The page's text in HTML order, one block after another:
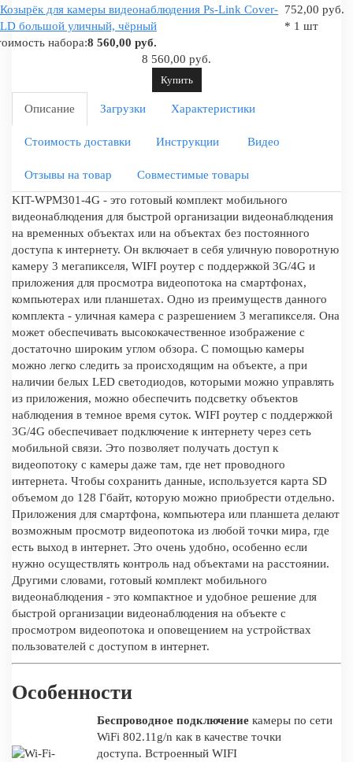
Козырёк для камеры видеонаблюдения Ps-Link Cover-
LD большой уличный, чёрный
752,00 руб.
* 1 шт
набора:8 560,00 руб.
8 560,00 руб.
Купить
Описание Загрузки Характеристики
Стоимость доставки Инструкции Видео
Отзывы на товар
Совместимые товары
KIT-WPM301-4G - это готовый комплект мобильного
видеонаблюдения для быстрой организации видеонаблюдения
на временных объектах или на объектах без постоянного
доступа к интернету. Он включает в себя уличную поворотную
камеру 3 мегапикселя, WIFI роутер с поддержкой 3G/4G и
приложения для просмотра видеопотока на смартфонах,
компьютерах или планшетах. Одно из преимуществ данного
комплекта - уличная камера с разрешением 3 мегапикселя. Она
может обеспечивать высококачественное изображение с
достаточно широким углом обзора. С помощью камеры
можно легко следить за происходящим на объекте, а при
наличии белых LED светодиодов, которыми можно управлять
из приложения, можно обеспечить подсветку объектов
наблюдения в темное время суток. WIFI роутер с поддержкой
3G/4G обеспечивает подключение к интернету через сеть
мобильной связи. Это позволяет получать доступ к
видеопотоку с камеры даже там, где нет проводного
интернета. Чтобы сохранить данные, используется карта SD
объемом до 128 Гбайт, которую можно приобрести отдельно.
Приложения для смартфона, компьютера или планшета делают
возможным просмотр видеопотока из любой точки мира, где
есть выход в интернет. Это очень удобно, особенно если
нужно осуществлять контроль над объектами на расстоянии.
Другими словами, готовый комплект мобильного
видеонаблюдения - это компактное и удобное решение для
быстрой организации видеонаблюдения на объекте с
просмотром видеопотока и оповещением на устройствах
пользователей с доступом в интернет.
Особенности
Беспроводное подключение камеры по сети
WiFi 802.11g/n как в качестве точки
доступа. Встроенный WIFI